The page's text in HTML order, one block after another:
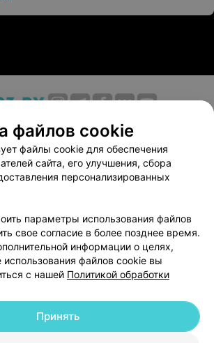
проекта
Размещение рекламы
маркетинг
Публичный договор
соглашение
Способы оплаты
Вакансии
Партнеры
Написать в поддержку
настройки cookie
персональных данных
файлов cookie
файлы cookie для обеспечения
сайта, его улучшения, сбора
персонализированных
параметры использования файлов
свое согласие в более позднее время.
информации о целях,
использования файлов cookie вы
с нашей Политикой обработки
Принять